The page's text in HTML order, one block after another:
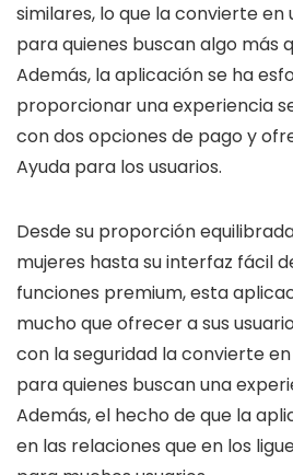
similares, lo que la convierte en
para quienes buscan algo más
Además, la aplicación se ha
proporcionar una experiencia
con dos opciones de pago y
Ayuda para los usuarios.
Desde su proporción
mujeres hasta su interfaz fácil
funciones premium, esta
mucho que ofrecer a sus
con la seguridad la convierte
para quienes buscan una
Además, el hecho de que la
en las relaciones que en los